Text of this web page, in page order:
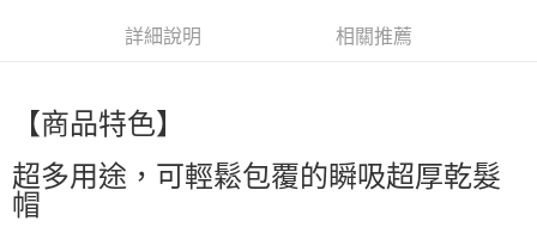
萊爾富取貨付款
每筆NT$60，滿NT$599(含以上)免運費
付款後萊爾富取貨
詳細說明 相關推薦
【商品特色】
超多用途，可輕鬆包覆的瞬吸超厚乾髮
帽